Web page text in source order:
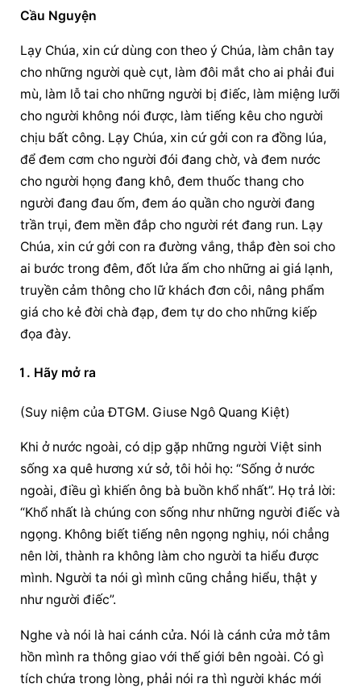
Cầu Nguyện
Lạy Chúa, xin cứ dùng con theo ý Chúa, làm chân tay
cho những người què cụt, làm đôi mắt cho ai phải đui
mù, làm lỗ tai cho những người bị điếc, làm miệng lưỡi
cho người không nói được, làm tiếng kêu cho người
chịu bất công. Lạy Chúa, xin cứ gởi con ra đồng lúa,
để đem cơm cho người đói đang chờ, và đem nước
cho người họng đang khô, đem thuốc thang cho
người đang đau ốm, đem áo quần cho người đang
trần trụi, đem mền đắp cho người rét đang run. Lạy
Chúa, xin cứ gởi con ra đường vắng, thắp đèn soi cho
ai bước trong đêm, đốt lửa ấm cho những ai giá lạnh,
truyền cảm thông cho lữ khách đơn côi, nâng phẩm
giá cho kẻ đời chà đạp, đem tự do cho những kiếp
đọa đày.
Hãy mở ra
(Suy niệm của ĐTGM. Giuse Ngô Quang Kiệt)
Khi ở nước ngoài, có dịp gặp những người Việt sinh
sống xa quê hương xứ sở, tôi hỏi họ: “Sống ở nước
ngoài, điều gì khiến ông bà buồn khổ nhất”. Họ trả lời:
“Khổ nhất là chúng con sống như những người điếc và
ngọng. Không biết tiếng nên ngọng nghiụ, nói chẳng
nên lời, thành ra không làm cho người ta hiểu được
mình. Người ta nói gì mình cũng chẳng hiểu, thật y
như người điếc”.
Nghe và nói là hai cánh cửa. Nói là cánh cửa mở tâm
hồn mình ra thông giao với thế giới bên ngoài. Có gì
tích chứa trong lòng, phải nói ra thì người khác mới